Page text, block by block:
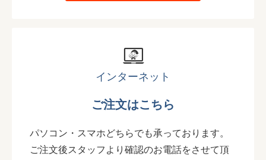
インターネット
ご注文はこちら
パソコン・スマホどちらでも承っております。
ご注文後スタッフより確認のお電話をさせて頂